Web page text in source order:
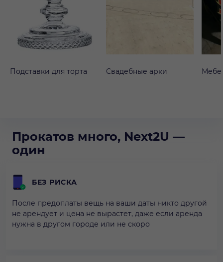
Подставки для торта Свадебные арки
Прокатов много, Next2U —
один
БЕЗ РИСКА
После предоплаты вещь на ваши даты никто другой
не арендует и цена не вырастет, даже если аренда
нужна в другом городе или не скоро